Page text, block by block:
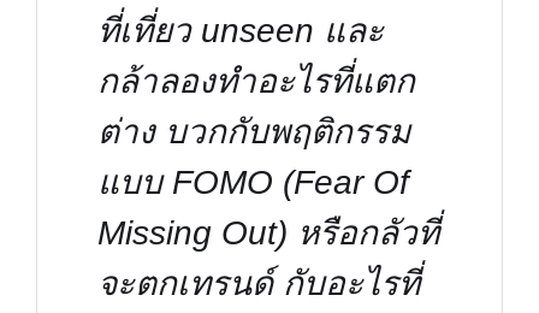
ที่เที่ยว unseen และ
กล้าลองทำอะไรที่แตก
ต่าง บวกกับพฤติกรรม
แบบ FOMO (Fear Of
Missing Out) หรือกลัวที่
จะตกเทรนด์ กับอะไรที่